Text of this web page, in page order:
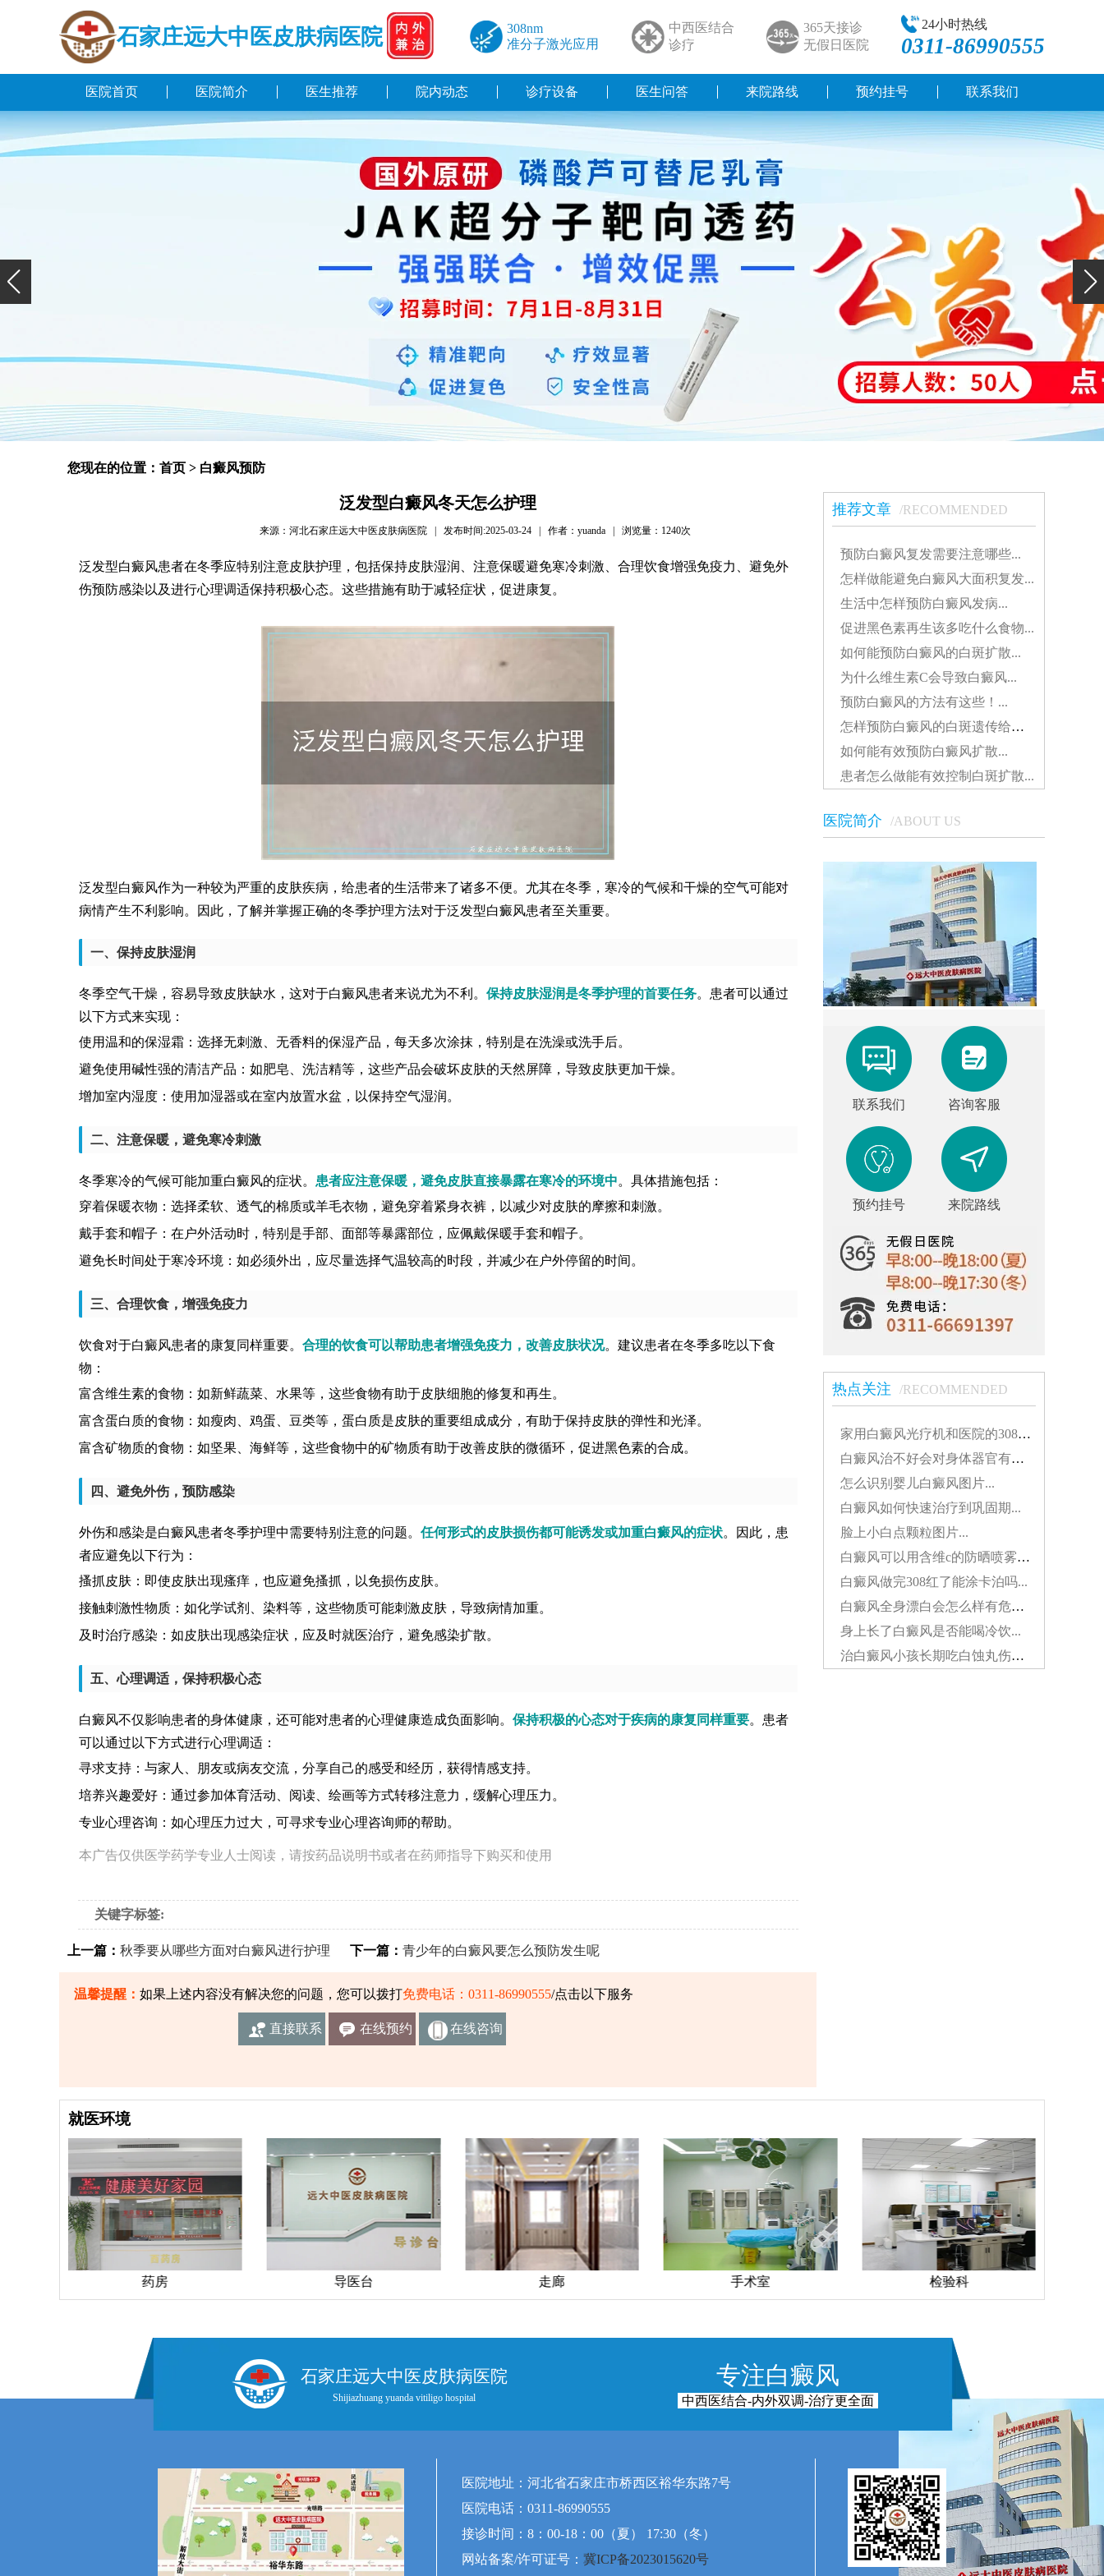
石家庄远大中医皮肤病医院
308nm
准分子激光应用
中西医结合
诊疗
365天接诊
无假日医院
24小时热线
0311-86990555
医院首页 医院简介 医生推荐 院内动态 诊疗设备 医生问答 来院路线 预约挂号 联系我们
您现在的位置： 首页 > 白癜风预防
泛发型白癜风冬天怎么护理
来源：河北石家庄远大中医皮肤病医院 | 发布时间:2025-03-24 | 作者：yuanda | 浏览量： 1240次
泛发型白癜风患者在冬季应特别注意皮肤护理，包括保持皮肤湿润、注意保暖避免寒冷刺激、合理饮食增强免疫力、避免外
伤预防感染以及进行心理调适保持积极心态。这些措施有助于减轻症状，促进康复。
泛发型白癜风作为一种较为严重的皮肤疾病，给患者的生活带来了诸多不便。尤其在冬季，寒冷的气候和干燥的空气可能对
病情产生不利影响。因此，了解并掌握正确的冬季护理方法对于泛发型白癜风患者至关重要。
一、保持皮肤湿润
冬季空气干燥，容易导致皮肤缺水，这对于白癜风患者来说尤为不利。 保持皮肤湿润是冬季护理的首要任务。患者可以通过
以下方式来实现：
使用温和的保湿霜：选择无刺激、无香料的保湿产品，每天多次涂抹，特别是在洗澡或洗手后。
避免使用碱性强的清洁产品：如肥皂、洗洁精等，这些产品会破坏皮肤的天然屏障，导致皮肤更加干燥。
增加室内湿度：使用加湿器或在室内放置水盆，以保持空气湿润。
二、注意保暖，避免寒冷刺激
冬季寒冷的气候可能加重白癜风的症状。 患者应注意保暖，避免皮肤直接暴露在寒冷的环境中。具体措施包括：
穿着保暖衣物：选择柔软、透气的棉质或羊毛衣物，避免穿着紧身衣裤，以减少对皮肤的摩擦和刺激。
戴手套和帽子：在户外活动时，特别是手部、面部等暴露部位，应佩戴保暖手套和帽子。
避免长时间处于寒冷环境：如必须外出，应尽量选择气温较高的时段，并减少在户外停留的时间。
三、合理饮食，增强免疫力
饮食对于白癜风患者的康复同样重要。 合理的饮食可以帮助患者增强免疫力，改善皮肤状况。建议患者在冬季多吃以下食
物：
富含维生素的食物：如新鲜蔬菜、水果等，这些食物有助于皮肤细胞的修复和再生。
富含蛋白质的食物：如瘦肉、鸡蛋、豆类等，蛋白质是皮肤的重要组成成分，有助于保持皮肤的弹性和光泽。
富含矿物质的食物：如坚果、海鲜等，这些食物中的矿物质有助于改善皮肤的微循环，促进黑色素的合成。
四、避免外伤，预防感染
外伤和感染是白癜风患者冬季护理中需要特别注意的问题。 任何形式的皮肤损伤都可能诱发或加重白癜风的症状。因此，患
者应避免以下行为：
搔抓皮肤：即使皮肤出现瘙痒，也应避免搔抓，以免损伤皮肤。
接触刺激性物质：如化学试剂、染料等，这些物质可能刺激皮肤，导致病情加重。
及时治疗感染：如皮肤出现感染症状，应及时就医治疗，避免感染扩散。
五、心理调适，保持积极心态
白癜风不仅影响患者的身体健康，还可能对患者的心理健康造成负面影响。 保持积极的心态对于疾病的康复同样重要。患者
可以通过以下方式进行心理调适：
寻求支持：与家人、朋友或病友交流，分享自己的感受和经历，获得情感支持。
培养兴趣爱好：通过参加体育活动、阅读、绘画等方式转移注意力，缓解心理压力。
专业心理咨询：如心理压力过大，可寻求专业心理咨询师的帮助。
本广告仅供医学药学专业人士阅读，请按药品说明书或者在药师指导下购买和使用
关键字标签:
上一篇： 秋季要从哪些方面对白癜风进行护理 下一篇： 青少年的白癜风要怎么预防发生呢
温馨提醒：如果上述内容没有解决您的问题，您可以拨打免费电话：0311-86990555/点击以下服务
直接联系 在线预约 在线咨询
推荐文章 /RECOMMENDED
预防白癜风复发需要注意哪些...
怎样做能避免白癜风大面积复发...
生活中怎样预防白癜风发病...
促进黑色素再生该多吃什么食物...
如何能预防白癜风的白斑扩散...
为什么维生素C会导致白癜风...
预防白癜风的方法有这些！...
怎样预防白癜风的白斑遗传给孩子...
如何能有效预防白癜风扩散...
患者怎么做能有效控制白斑扩散...
医院简介 /ABOUT US
联系我们 咨询客服
预约挂号 来院路线
热点关注 /RECOMMENDED
家用白癜风光疗机和医院的308有什么不同...
白癜风治不好会对身体器官有影响吗...
怎么识别婴儿白癜风图片...
白癜风如何快速治疗到巩固期...
脸上小白点颗粒图片...
白癜风可以用含维c的防晒喷雾吗...
白癜风做完308红了能涂卡泊吗...
白癜风全身漂白会怎么样有危害吗...
身上长了白癜风是否能喝冷饮...
治白癜风小孩长期吃白蚀丸伤肝吗...
就医环境
药房 导医台 走廊 手术室 检验科
石家庄远大中医皮肤病医院
Shijiazhuang yuanda vitiligo hospital
专注白癜风
中西医结合-内外双调-治疗更全面
医院地址：河北省石家庄市桥西区裕华东路7号
医院电话：0311-86990555
接诊时间：8：00-18：00（夏） 17:30（冬）
网站备案/许可证号： 冀ICP备2023015620号